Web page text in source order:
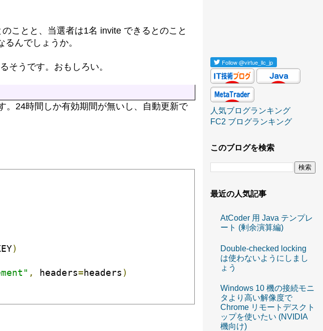
ことと、当選者は1名 invite できるとのこと
んでしょうか。
そうです。おもしろい。
。24時間しか有効期間が無いし、自動更新で
)
, headers= headers )
Follow@virtue_llc_jp
人気ブログランキング
FC2 ブログランキング
このブログを検索
最近の人気記事
AtCoder 用 Java テンプレ
ート (剰余演算編)
Double-checked locking
は使わないようにしまし
ょう
Windows 10 機の接続モニ
タより高い解像度で
Chrome リモートデスクト
ップを使いたい (NVIDIA
機向け)